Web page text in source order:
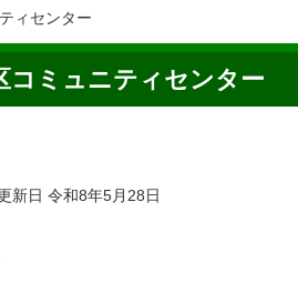
ィセンター
コミュニティセンター
日 令和8年5月28日